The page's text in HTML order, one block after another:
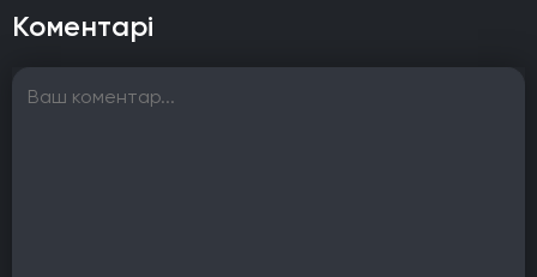
Коментарі